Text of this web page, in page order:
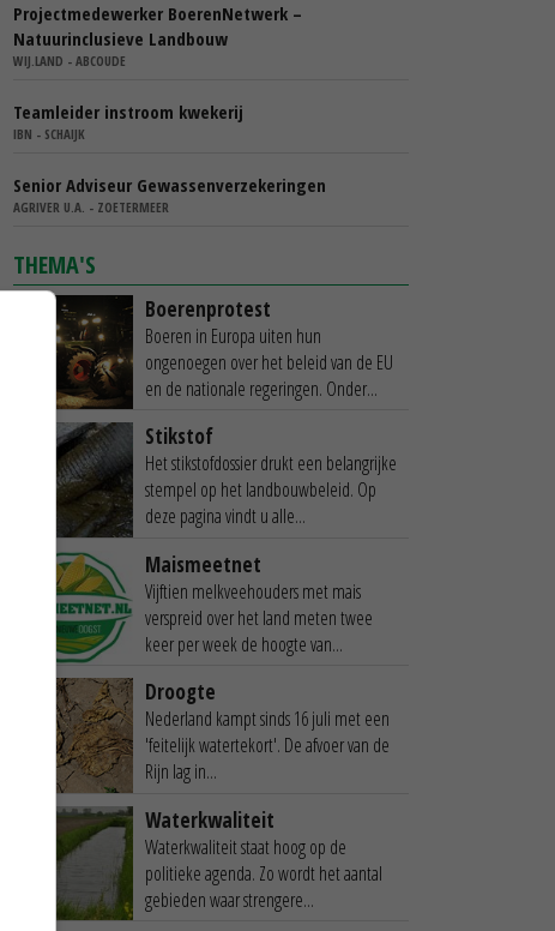
Projectmedewerker BoerenNetwerk –
Natuurinclusieve Landbouw
WIJ.LAND - ABCOUDE
Teamleider instroom kwekerij
IBN - SCHAIJK
Senior Adviseur Gewassenverzekeringen
AGRIVER U.A. - ZOETERMEER
THEMA'S
Boerenprotest
Boeren in Europa uiten hun
ongenoegen over het beleid van de EU
en de nationale regeringen. Onder...
Stikstof
Het stikstofdossier drukt een belangrijke
stempel op het landbouwbeleid. Op
deze pagina vindt u alle...
Maismeetnet
Vijftien melkveehouders met mais
verspreid over het land meten twee
keer per week de hoogte van...
Droogte
Nederland kampt sinds 16 juli met een
'feitelijk watertekort'. De afvoer van de
Rijn lag in...
Waterkwaliteit
Waterkwaliteit staat hoog op de
politieke agenda. Zo wordt het aantal
gebieden waar strengere...